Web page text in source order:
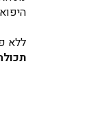
ללא